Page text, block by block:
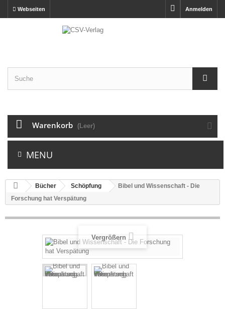
Anmelden
Webseiten
Warenkorb (Leer)
MENU
Bücher Schöpfung
Bibel und Wissenschaft - Die
Forschung hat Verspätung
Vergrößern